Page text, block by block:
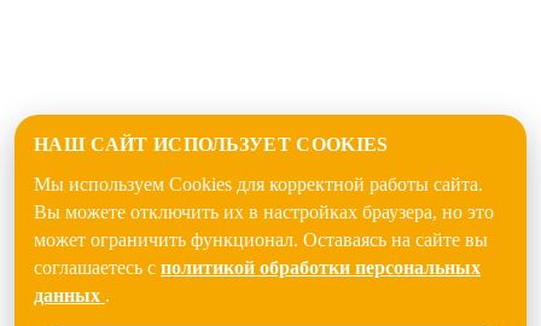
НАШ САЙТ ИСПОЛЬЗУЕТ COOKIES
Мы используем Cookies для корректной работы сайта.
Вы можете отключить их в настройках браузера, но это
может ограничить функционал. Оставаясь на сайте вы
соглашаетесь с политикой обработки персональных
данных .